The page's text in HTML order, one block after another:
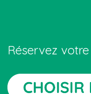
Réservez votre